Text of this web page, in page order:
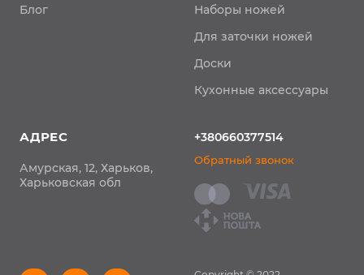
Блог
Наборы ножей
Для заточки ножей
Доски
Кухонные аксессуары
АДРЕС
Амурская, 12, Харьков,
Харьковская обл
+380660377514
Обратный звонок